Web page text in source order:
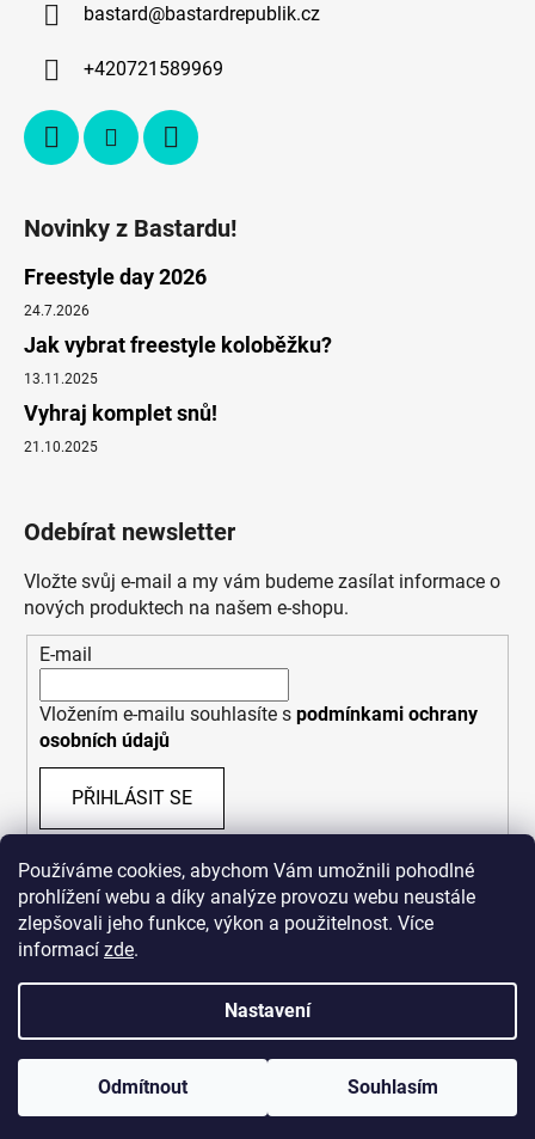
Používáme cookies, abychom Vám umožnili pohodlné
prohlížení webu a díky analýze provozu webu neustále
zlepšovali jeho funkce, výkon a použitelnost. Více
informací zde.
Nastavení
Odmítnout Souhlasím
bastard@bastardrepublik.cz
+420721589969
Novinky z Bastardu!
Freestyle day 2026
24.7.2026
Jak vybrat freestyle koloběžku?
13.11.2025
Vyhraj komplet snů!
21.10.2025
Odebírat newsletter
Vložte svůj e-mail a my vám budeme zasílat informace o
nových produktech na našem e-shopu.
E-mail
Vložením e-mailu souhlasíte s podmínkami ochrany
osobních údajů
PŘIHLÁSIT SE
Vytvořil Shoptet
Copyright 2026
. Všechna práva
vyhrazena.